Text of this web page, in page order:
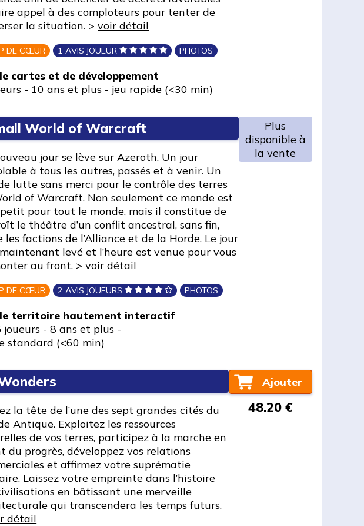
appel à des comploteurs pour tenter de
la situation. >voir détail
DE CŒUR 1 AVIS JOUEUR PHOTOS
cartes et de développement
- 10 ans et plus - jeu rapide (<30 min)
World of Warcraft
jour se lève sur Azeroth. Un jour
à tous les autres, passés et à venir. Un
lutte sans merci pour le contrôle des terres
of Warcraft. Non seulement ce monde est
pour tout le monde, mais il constitue de
le théâtre d’un conflit ancestral, sans fin,
les factions de l’Alliance et de la Horde. Le jour
maintenant levé et l’heure est venue pour vous
au front. >voir détail
DE CŒUR 2 AVIS JOUEURS PHOTOS
territoire hautement interactif
joueurs -8 ans et plus -
standard (<60 min)
Plus
disponible à
la vente
la tête de l’une des sept grandes cités du
Antique. Exploitez les ressources
de vos terres, participez à la marche en
du progrès, développez vos relations
et affirmez votre suprématie
Laissez votre empreinte dans l’histoire
en bâtissant une merveille
qui transcendera les temps futurs.
détail
Ajouter
48.20 €